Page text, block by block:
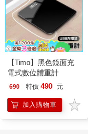
【Timo】黑色鏡面充
電式數位體重計
690 特價 490 元
加入購物車